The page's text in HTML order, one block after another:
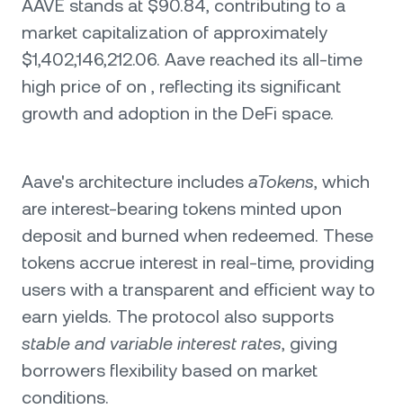
AAVE stands at $90.84, contributing to a
market capitalization of approximately
$1,402,146,212.06. Aave reached its all-time
high price of on , reflecting its significant
growth and adoption in the DeFi space.
Aave's architecture includes aTokens, which
are interest-bearing tokens minted upon
deposit and burned when redeemed. These
tokens accrue interest in real-time, providing
users with a transparent and efficient way to
earn yields. The protocol also supports
stable and variable interest rates, giving
borrowers flexibility based on market
conditions.